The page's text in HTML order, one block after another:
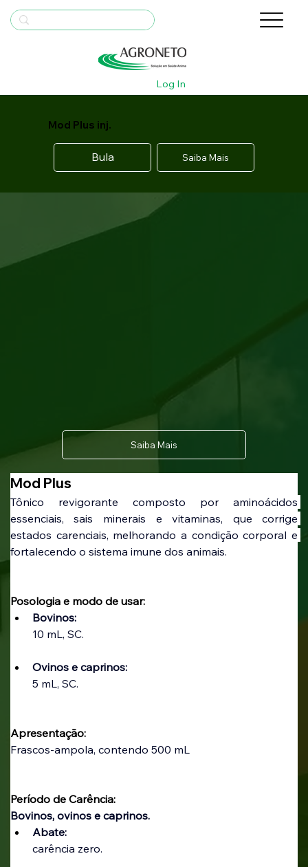
Log In
Mod Plus inj.
Bula Saiba Mais
Mod Plus
Tônico revigorante composto por aminoácidos
essenciais, sais minerais e vitaminas, que corrige
estados carenciais, melhorando a condição corporal e
fortalecendo o sistema imune dos animais.
Posologia e modo de usar:
Bovinos:
10 mL, SC.
Ovinos e caprinos:
5 mL, SC.
Apresentação:
Frascos-ampola, contendo 500 mL
Período de Carência:
Bovinos, ovinos e caprinos.
Abate:
carência zero.
Saiba Mais